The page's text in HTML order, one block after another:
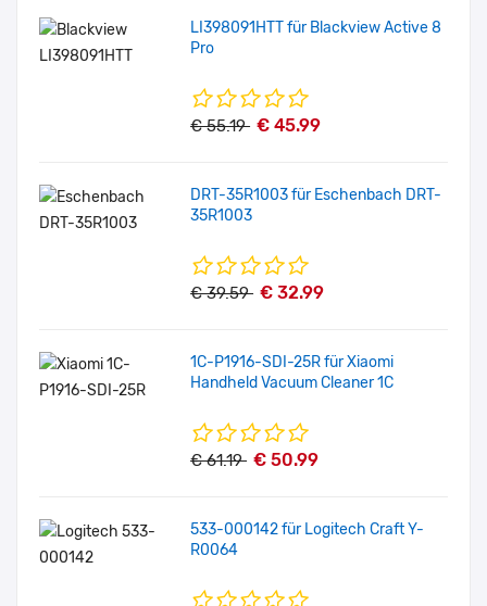
LI398091HTT für Blackview Active 8
Pro
€ 55.19 € 45.99
DRT-35R1003 für Eschenbach DRT-
35R1003
€ 39.59 € 32.99
1C-P1916-SDI-25R für Xiaomi
Handheld Vacuum Cleaner 1C
€ 61.19 € 50.99
533-000142 für Logitech Craft Y-
R0064